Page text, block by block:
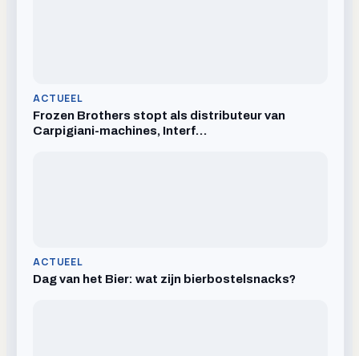
ACTUEEL
Frozen Brothers stopt als distributeur van
Carpigiani-machines, Interf…
ACTUEEL
Dag van het Bier: wat zijn bierbostelsnacks?